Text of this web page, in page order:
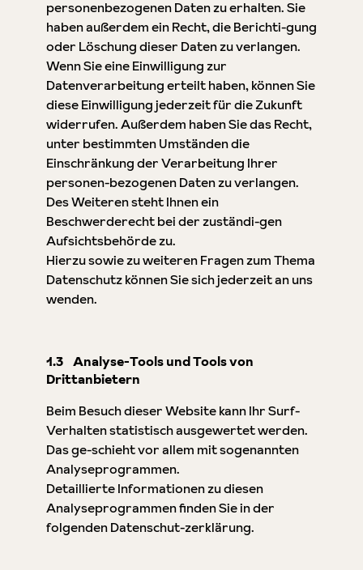
personenbezogenen Daten zu erhalten. Sie
haben außerdem ein Recht, die Berichti-gung
oder Löschung dieser Daten zu verlangen.
Wenn Sie eine Einwilligung zur
Datenverarbeitung erteilt haben, können Sie
diese Einwilligung jederzeit für die Zukunft
widerrufen. Außerdem haben Sie das Recht,
unter bestimmten Umständen die
Einschränkung der Verarbeitung Ihrer
personen-bezogenen Daten zu verlangen.
Des Weiteren steht Ihnen ein
Beschwerderecht bei der zuständi-gen
Aufsichtsbehörde zu.
Hierzu sowie zu weiteren Fragen zum Thema
Datenschutz können Sie sich jederzeit an uns
wenden.
1.3 Analyse-Tools und Tools von
Drittanbietern
Beim Besuch dieser Website kann Ihr Surf-
Verhalten statistisch ausgewertet werden.
Das ge-schieht vor allem mit sogenannten
Analyseprogrammen.
Detaillierte Informationen zu diesen
Analyseprogrammen finden Sie in der
folgenden Datenschut-zerklärung.